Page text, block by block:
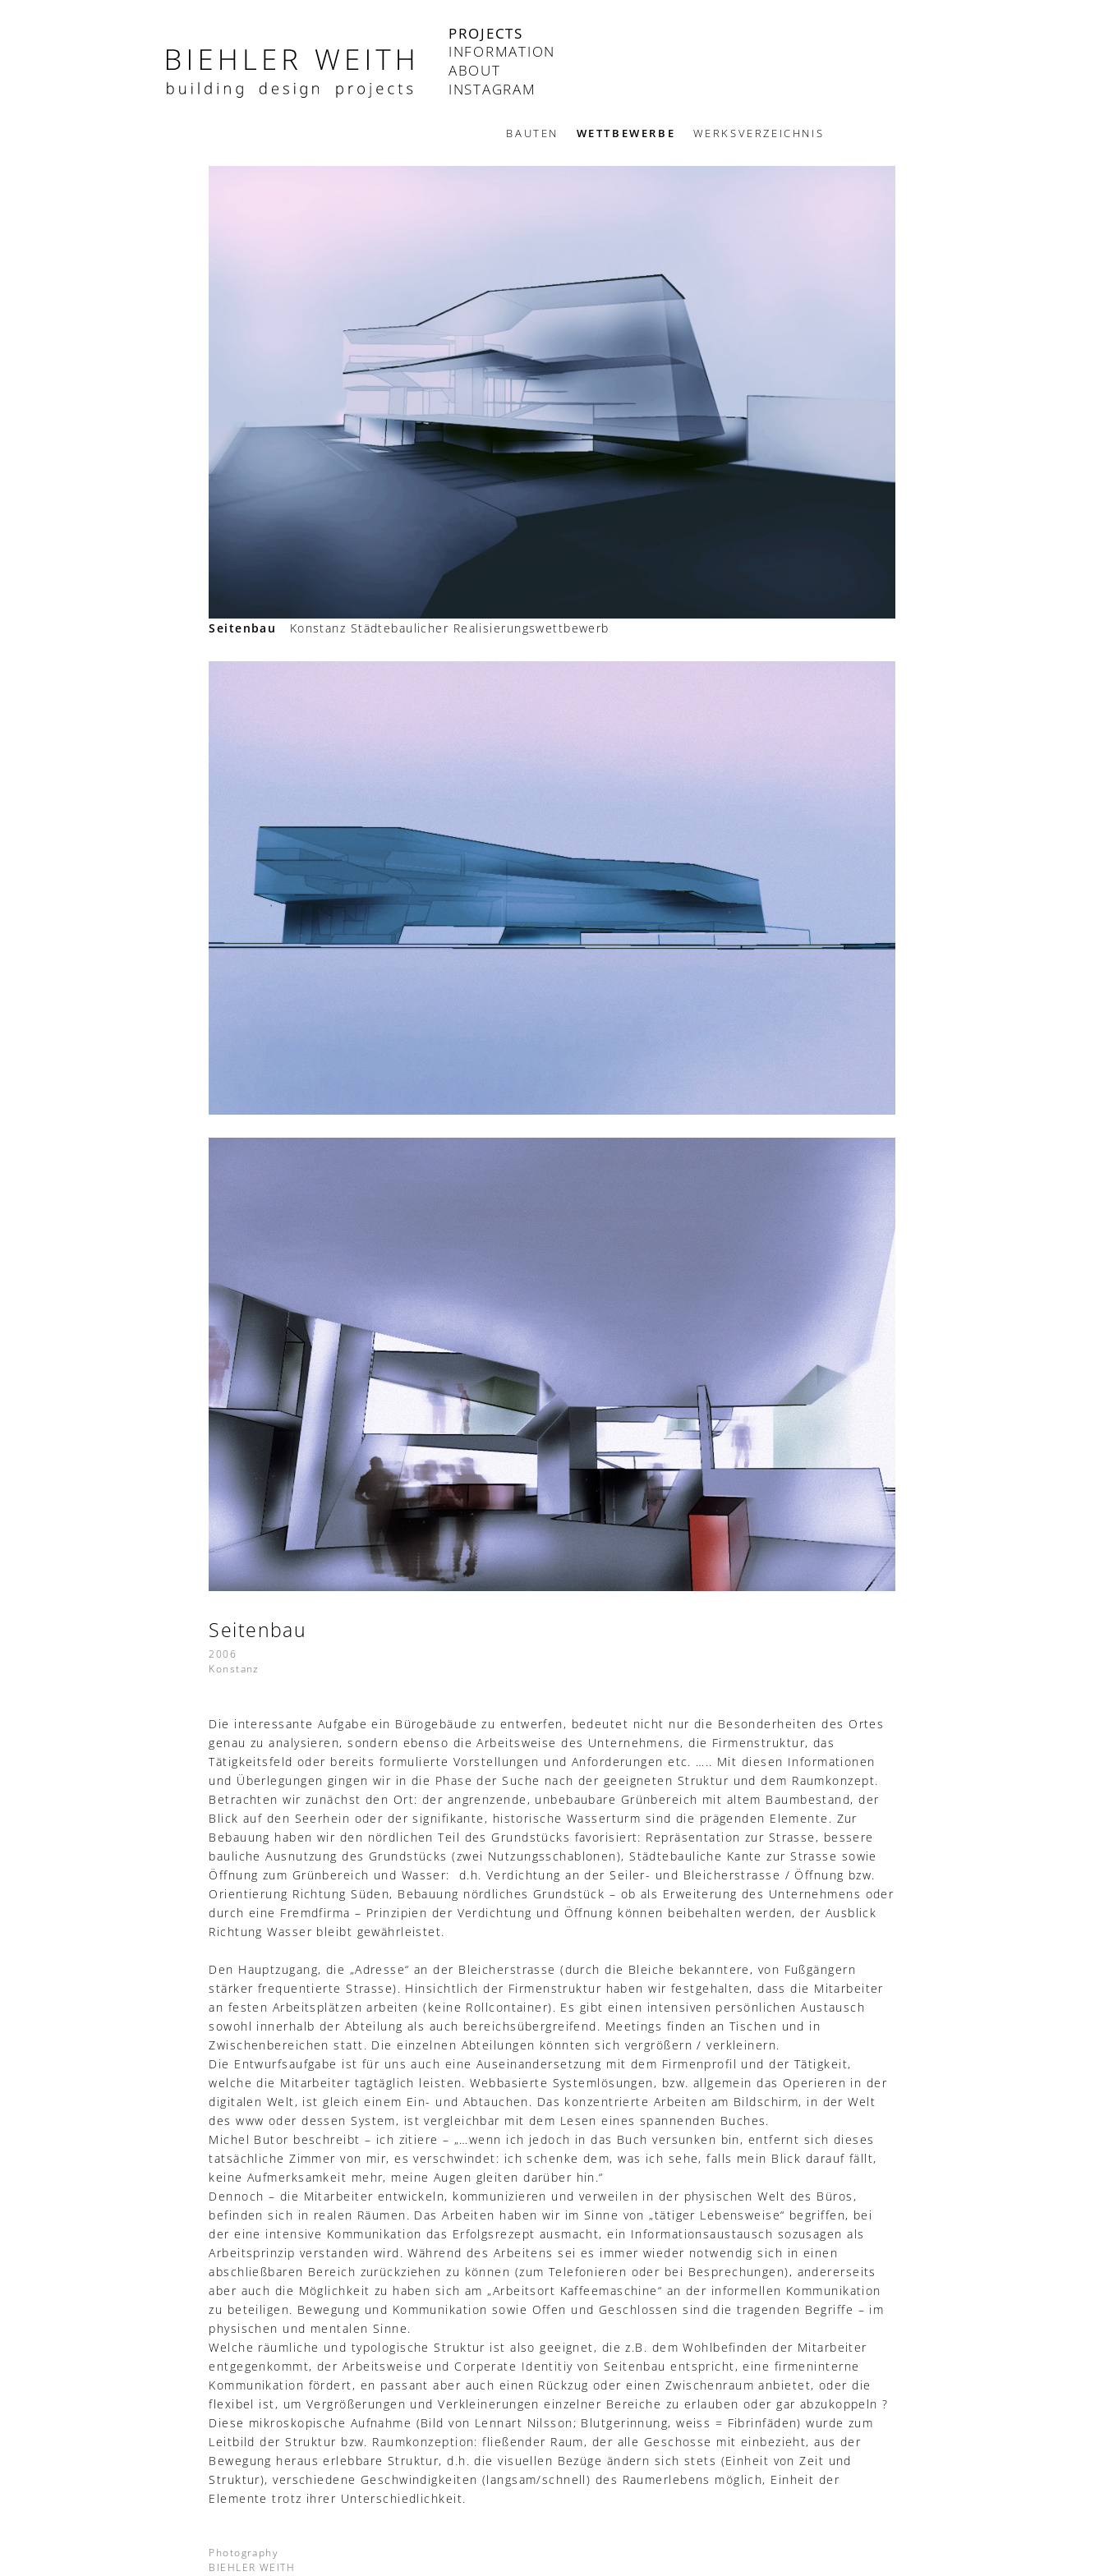
PROJECTS
INFORMATION
ABOUT
INSTAGRAM
BAUTEN WETTBEWERBE WERKSVERZEICHNIS
Seitenbau Konstanz Städtebaulicher Realisierungswettbewerb
Seitenbau
2006
Konstanz
Die interessante Aufgabe ein Bürogebäude zu entwerfen, bedeutet nicht nur die Besonderheiten des Ortes
genau zu analysieren, sondern ebenso die Arbeitsweise des Unternehmens, die Firmenstruktur, das
Tätigkeitsfeld oder bereits formulierte Vorstellungen und Anforderungen etc. ….. Mit diesen Informationen
und Überlegungen gingen wir in die Phase der Suche nach der geeigneten Struktur und dem Raumkonzept.
Betrachten wir zunächst den Ort: der angrenzende, unbebaubare Grünbereich mit altem Baumbestand, der
Blick auf den Seerhein oder der signifikante, historische Wasserturm sind die prägenden Elemente. Zur
Bebauung haben wir den nördlichen Teil des Grundstücks favorisiert: Repräsentation zur Strasse, bessere
bauliche Ausnutzung des Grundstücks (zwei Nutzungsschablonen), Städtebauliche Kante zur Strasse sowie
Öffnung zum Grünbereich und Wasser: d.h. Verdichtung an der Seiler- und Bleicherstrasse / Öffnung bzw.
Orientierung Richtung Süden, Bebauung nördliches Grundstück – ob als Erweiterung des Unternehmens oder
durch eine Fremdfirma – Prinzipien der Verdichtung und Öffnung können beibehalten werden, der Ausblick
Richtung Wasser bleibt gewährleistet.
Den Hauptzugang, die „Adresse“ an der Bleicherstrasse (durch die Bleiche bekanntere, von Fußgängern
stärker frequentierte Strasse). Hinsichtlich der Firmenstruktur haben wir festgehalten, dass die Mitarbeiter
an festen Arbeitsplätzen arbeiten (keine Rollcontainer). Es gibt einen intensiven persönlichen Austausch
sowohl innerhalb der Abteilung als auch bereichsübergreifend. Meetings finden an Tischen und in
Zwischenbereichen statt. Die einzelnen Abteilungen könnten sich vergrößern / verkleinern.
Die Entwurfsaufgabe ist für uns auch eine Auseinandersetzung mit dem Firmenprofil und der Tätigkeit,
welche die Mitarbeiter tagtäglich leisten. Webbasierte Systemlösungen, bzw. allgemein das Operieren in der
digitalen Welt, ist gleich einem Ein- und Abtauchen. Das konzentrierte Arbeiten am Bildschirm, in der Welt
des www oder dessen System, ist vergleichbar mit dem Lesen eines spannenden Buches.
Michel Butor beschreibt – ich zitiere – „…wenn ich jedoch in das Buch versunken bin, entfernt sich dieses
tatsächliche Zimmer von mir, es verschwindet: ich schenke dem, was ich sehe, falls mein Blick darauf fällt,
keine Aufmerksamkeit mehr, meine Augen gleiten darüber hin.“
Dennoch – die Mitarbeiter entwickeln, kommunizieren und verweilen in der physischen Welt des Büros,
befinden sich in realen Räumen. Das Arbeiten haben wir im Sinne von „tätiger Lebensweise“ begriffen, bei
der eine intensive Kommunikation das Erfolgsrezept ausmacht, ein Informationsaustausch sozusagen als
Arbeitsprinzip verstanden wird. Während des Arbeitens sei es immer wieder notwendig sich in einen
abschließbaren Bereich zurückziehen zu können (zum Telefonieren oder bei Besprechungen), andererseits
aber auch die Möglichkeit zu haben sich am „Arbeitsort Kaffeemaschine“ an der informellen Kommunikation
zu beteiligen. Bewegung und Kommunikation sowie Offen und Geschlossen sind die tragenden Begriffe – im
physischen und mentalen Sinne.
Welche räumliche und typologische Struktur ist also geeignet, die z.B. dem Wohlbefinden der Mitarbeiter
entgegenkommt, der Arbeitsweise und Corperate Identitiy von Seitenbau entspricht, eine firmeninterne
Kommunikation fördert, en passant aber auch einen Rückzug oder einen Zwischenraum anbietet, oder die
flexibel ist, um Vergrößerungen und Verkleinerungen einzelner Bereiche zu erlauben oder gar abzukoppeln ?
Diese mikroskopische Aufnahme (Bild von Lennart Nilsson; Blutgerinnung, weiss = Fibrinfäden) wurde zum
Leitbild der Struktur bzw. Raumkonzeption: fließender Raum, der alle Geschosse mit einbezieht, aus der
Bewegung heraus erlebbare Struktur, d.h. die visuellen Bezüge ändern sich stets (Einheit von Zeit und
Struktur), verschiedene Geschwindigkeiten (langsam/schnell) des Raumerlebens möglich, Einheit der
Elemente trotz ihrer Unterschiedlichkeit.
Photography
BIEHLER WEITH